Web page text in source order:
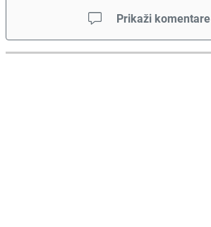
Prikaži komentare